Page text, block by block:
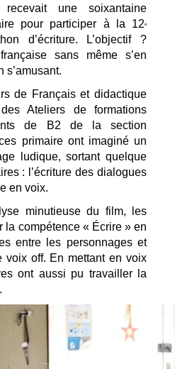
recevait une soixantaine
pour participer à la 12e
d’écriture. L’objectif ?
sans même s’en
s’amusant.
de Français et didactique
Ateliers de formations
de B2 de la section
primaire ont imaginé un
ludique, sortant quelque
: l’écriture des dialogues
en voix.
minutieuse du film, les
la compétence « Écrire » en
entre les personnages et
voix off. En mettant en voix
ont aussi pu travailler la